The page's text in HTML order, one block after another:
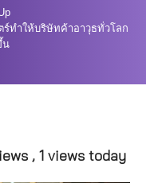
ร์ทำให้บริษัทค้าอาวุธทั่วโลก
น
, 1 views today